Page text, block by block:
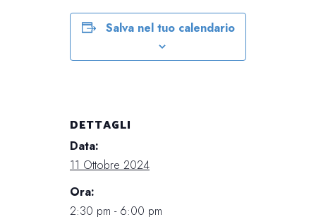
Salva nel tuo calendario
DETTAGLI
Data:
11 Ottobre 2024
Ora:
2:30 pm - 6:00 pm